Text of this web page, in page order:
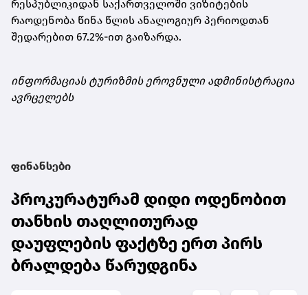
რესპუბლიკიდან საქართველოში ვიზიტების
რაოდენობა წინა წლის ანალოგიურ პერიოდთან
შედარებით 67.2%-ით გაიზარდა.
ინფორმაციას ტურიზმის ეროვნული ადმინისტრაცია
ავრცელებს
ფინანსები
პროკურატურამ დიდი ოდენობით
თანხის თაღლითურად
დაუფლების ფაქტზე ერთ პირს
ბრალდება წარუდგინა